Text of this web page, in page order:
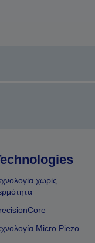
χωρίς
Micro Piezo